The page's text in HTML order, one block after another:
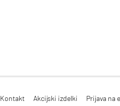
Kontakt Akcijski izdelki Prijava na